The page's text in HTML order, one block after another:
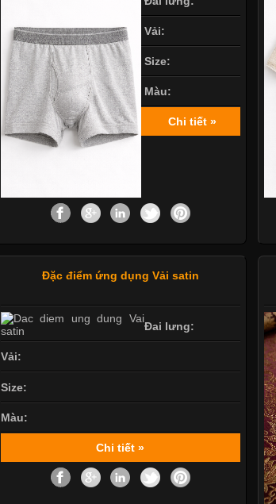
Vải:
Size:
Màu:
Chi tiết »
Đặc điểm ứng dụng Vải satin
Đai lưng:
Vải:
Size:
Màu:
Chi tiết »